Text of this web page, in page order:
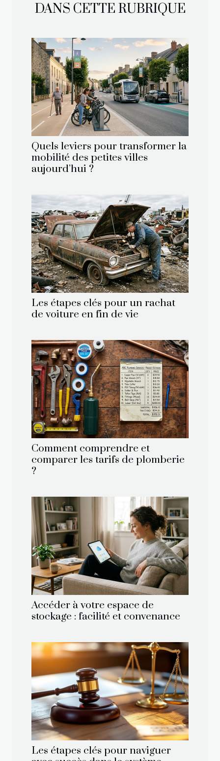
DANS CETTE RUBRIQUE
Quels leviers pour transformer la
mobilité des petites villes
aujourd’hui ?
Les étapes clés pour un rachat
de voiture en fin de vie
Comment comprendre et
comparer les tarifs de plomberie
?
Accéder à votre espace de
stockage : facilité et convenance
Les étapes clés pour naviguer